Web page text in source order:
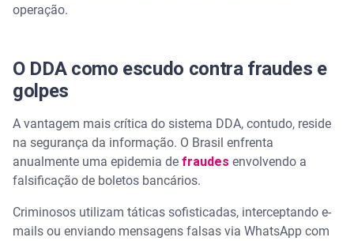
operação.
O DDA como escudo contra fraudes e
golpes
A vantagem mais crítica do sistema DDA, contudo, reside
na segurança da informação. O Brasil enfrenta
anualmente uma epidemia de fraudes envolvendo a
falsificação de boletos bancários.
Criminosos utilizam táticas sofisticadas, interceptando e-
mails ou enviando mensagens falsas via WhatsApp com